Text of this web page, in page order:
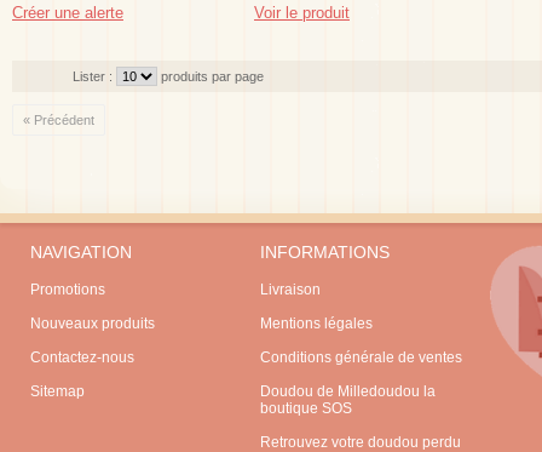
Créer une alerte Voir le produit
Lister : produits par page
« Précédent
NAVIGATION
Promotions
Nouveaux produits
Contactez-nous
Sitemap
INFORMATIONS
Livraison
Mentions légales
Conditions générale de ventes
Doudou de Milledoudou la
boutique SOS
Retrouvez votre doudou perdu